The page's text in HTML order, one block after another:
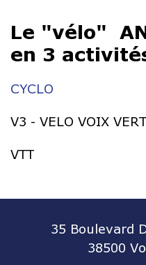
Le "vélo"
en 3
CYCLO
V3 - VELO VOIX
VTT
35 Boulevard
38500